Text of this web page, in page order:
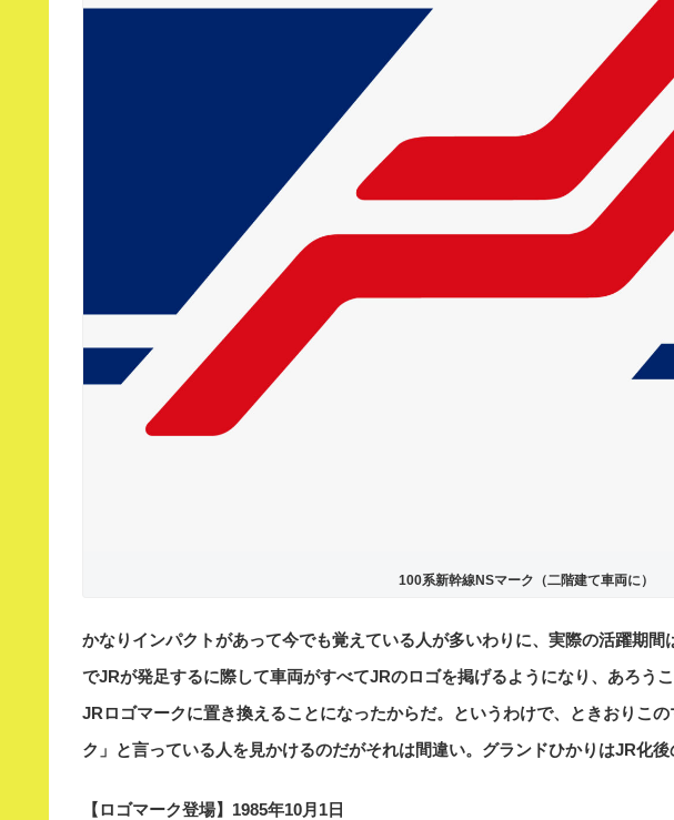
100系新幹線NSマーク（二階建て車両に）
かなりインパクトがあって今でも覚えている人が多いわりに、実際の活躍期
でJRが発足するに際して車両がすべてJRのロゴを掲げるようになり、あろう
JRロゴマークに置き換えることになったからだ。というわけで、ときおりこ
ク」と言っている人を見かけるのだがそれは間違い。グランドひかりはJR化後
【ロゴマーク登場】1985年10月1日